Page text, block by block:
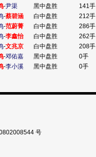
-尹渠 黑中盘胜
141手
-蔡碧涵 白中盘胜
212手
-范蔚菁 白中盘胜
286手
-李鑫怡 白中盘胜
262手
-文兆京 白中盘胜
208手
-邓佑嘉 黑中盘胜
0手
-李小溪 黑中盘胜 0手
号